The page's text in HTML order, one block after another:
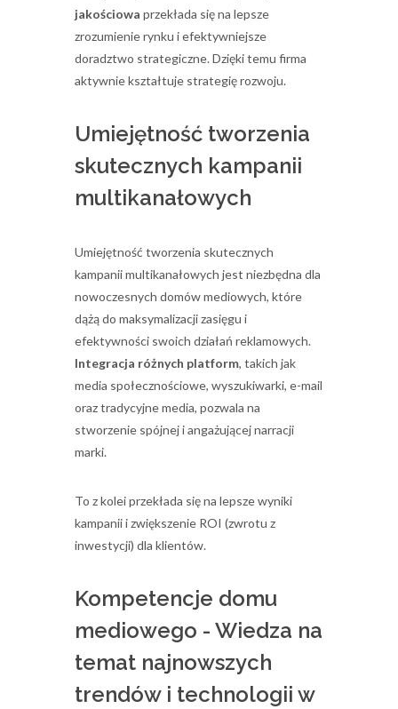
jakościowa przekłada się na lepsze
zrozumienie rynku i efektywniejsze
doradztwo strategiczne. Dzięki temu firma
aktywnie kształtuje strategię rozwoju.
Umiejętność tworzenia
skutecznych kampanii
multikanałowych
Umiejętność tworzenia skutecznych
kampanii multikanałowych jest niezbędna dla
nowoczesnych domów mediowych, które
dążą do maksymalizacji zasięgu i
efektywności swoich działań reklamowych.
Integracja różnych platform, takich jak
media społecznościowe, wyszukiwarki, e-mail
oraz tradycyjne media, pozwala na
stworzenie spójnej i angażującej narracji
marki.
To z kolei przekłada się na lepsze wyniki
kampanii i zwiększenie ROI (zwrotu z
inwestycji) dla klientów.
Kompetencje domu
mediowego - Wiedza na
temat najnowszych
trendów i technologii w